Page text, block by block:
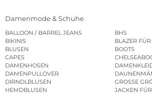
Damenmode & Schuhe
BALLOON / BARREL JEANS
BHS
BIKINIS
BLAZER
BLUSEN
BOOTS
CAPES
DAMENHOSEN
DAMENPULLOVER
DIRNDLBLUSEN
GROSSE
HEMDBLUSEN
JACKEN